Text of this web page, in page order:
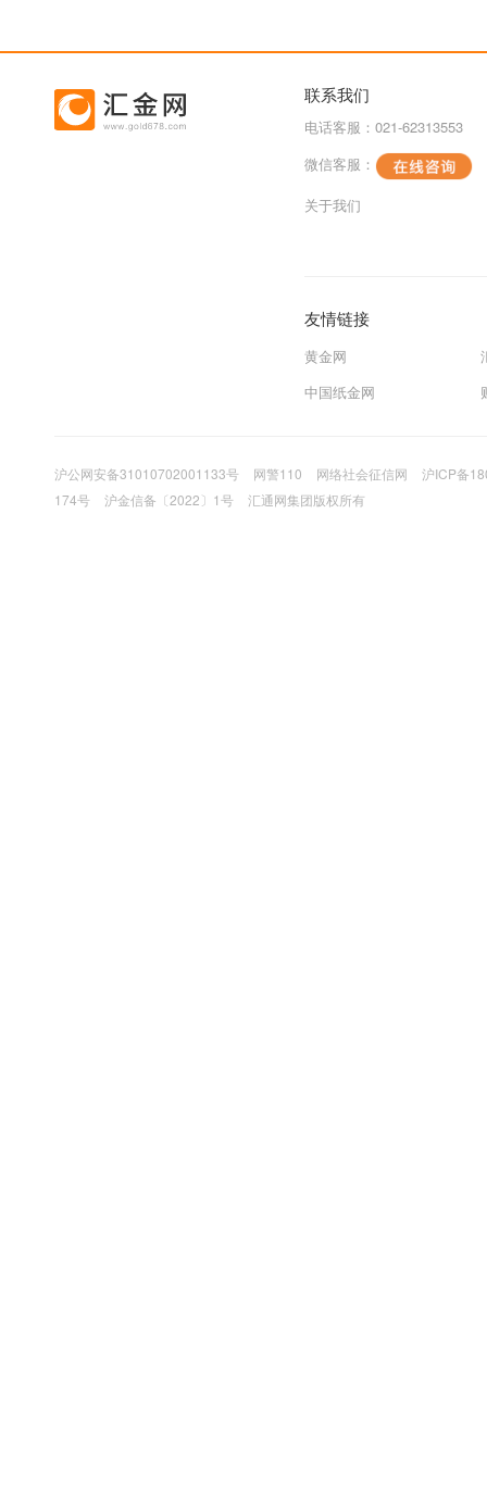
联系我们
电话客服：021-62313553
微信客服：
关于我们
友情链接
黄金网
中国纸金网
沪公网安备31010702001133号 网警110 网络社会征信网
沪ICP备
174号
沪金信备〔2022〕1号 汇通网集团版权所有